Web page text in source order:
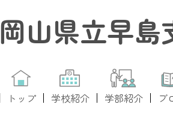
岡山県立早島
トップ 学校紹介 学部紹介 ブ